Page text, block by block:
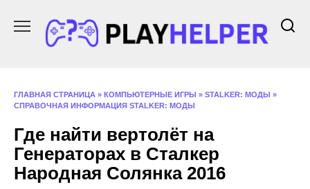
содержанию
ГЛАВНАЯ СТРАНИЦА » КОМПЬЮТЕРНЫЕ ИГРЫ » STALKER: МОДЫ »
СПРАВОЧНАЯ ИНФОРМАЦИЯ STALKER: МОДЫ
Где найти вертолёт на
Генераторах в Сталкер
Народная Солянка 2016